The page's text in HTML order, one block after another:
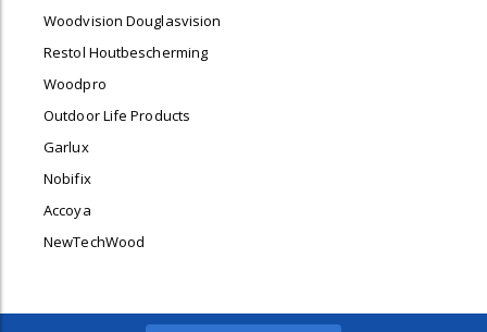
Woodvision Douglasvision
Restol Houtbescherming
Woodpro
Outdoor Life Products
Garlux
Nobifix
Accoya
NewTechWood